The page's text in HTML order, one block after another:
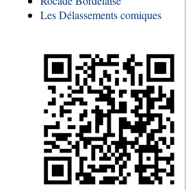
Les Délassements comiques